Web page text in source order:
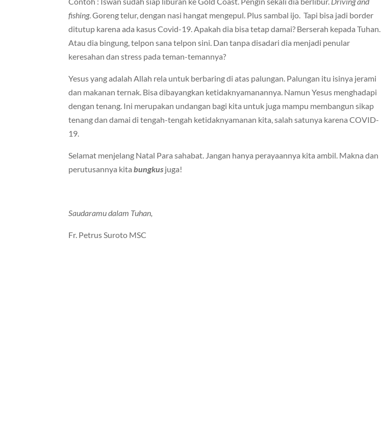
fishing. Goreng telur, dengan nasi hangat mengepul. Plus sambal ijo. Tapi bisa jadi border
ditutup karena ada kasus Covid-19. Apakah dia bisa tetap damai? Berserah kepada Tuhan.
Atau dia bingung, telpon sana telpon sini. Dan tanpa disadari dia menjadi penular
keresahan dan stress pada teman-temannya?
Yesus yang adalah Allah rela untuk berbaring di atas palungan. Palungan itu isinya jerami
dan makanan ternak. Bisa dibayangkan ketidaknyamanannya. Namun Yesus menghadapi
dengan tenang. Ini merupakan undangan bagi kita untuk juga mampu membangun sikap
tenang dan damai di tengah-tengah ketidaknyamanan kita, salah satunya karena COVID-
19.
Selamat menjelang Natal Para sahabat. Jangan hanya perayaannya kita ambil. Makna dan
perutusannya kitabungkus juga!
Saudaramu dalam Tuhan,
Fr. Petrus Suroto MSC